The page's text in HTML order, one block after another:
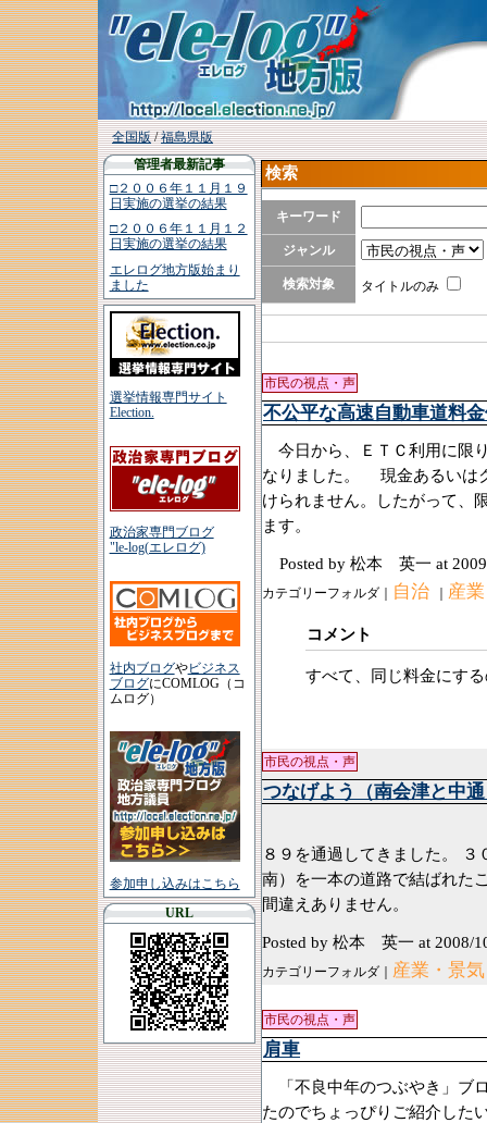
全国版/福島県版
管理者最新記事
□２００６年１１月１９
日実施の選挙の結果
□２００６年１１月１２
日実施の選挙の結果
エレログ地方版始まり
ました
選挙情報専門サイト
Election.
政治家専門ブログ
"le-log(エレログ)
社内ブログやビジネス
ブログにCOMLOG（コ
ムログ）
参加申し込みはこちら
URL
検索
キーワード
ジャンル
検索対象 タイトルのみ
市民の視点・声
不公平な高速自動車道料
今日から、ＥＴＣ利用に限
なりました。 現金あるいは
けられません。したがって、
ます。
Posted by 松本 英一 at
カテゴリーフォルダ｜ 自治 産
コメント
すべて、同じ料金にす
市民の視点・声
つなげよう（南会津と中
８９を通過してきました。
南）を一本の道路で結ばれた
間違えありません。
Posted by 松本 英一 at 2008/
カテゴリーフォルダ｜ 産業・景
市民の視点・声
肩車
「不良中年のつぶやき」ブ
たのでちょっぴりご紹介し